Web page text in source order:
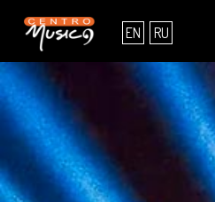
EN RU